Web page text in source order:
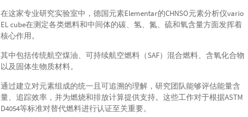
在这家专业研究实验室中，德国元素Elementar的CHNSO元素分析仪vario
EL cube在测定各类燃料和中间体的碳、氢、氮、硫和氧含量方面发挥着
核心作用。
其中包括传统航空煤油、可持续航空燃料（SAF）混合燃料、含氧化合物
以及固体生物质材料。
通过建立对元素组成的统一且可追溯的理解，研究团队能够评估能量含
量、追踪效率，并为燃烧和排放计算提供支持。这些工作对于根据ASTM
D4054等标准对替代燃料进行认证至关重要。